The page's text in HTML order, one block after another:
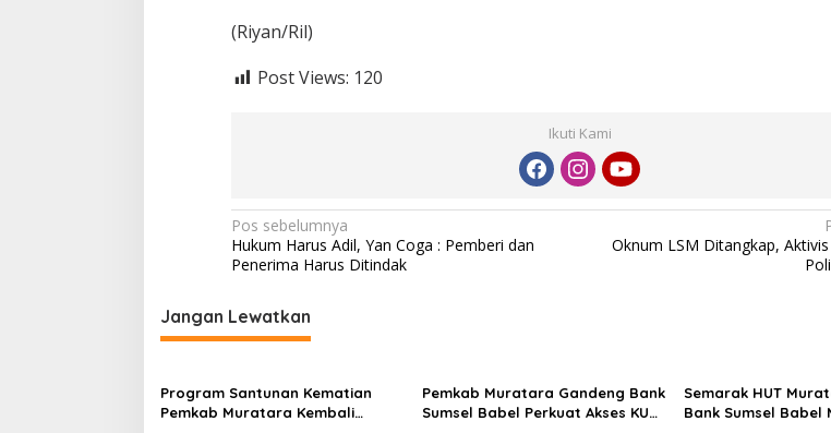
(Riyan/Ril)
Post Views: 120
Ikuti Kami
N
a
i
g
a
s
Pos sebelumnya
Hukum Harus Adil, Yan Coga : Pemberi dan
Penerima Harus Ditindak
Oknum LSM Ditangkap,
Jangan Lewatkan
Program Santunan Kematian
Pemkab Muratara Kembali
Pemkab Muratara Gandeng Bank
Sumsel Babel Perkuat Akses KUR
Semarak HUT
Bank Sumsel Babel